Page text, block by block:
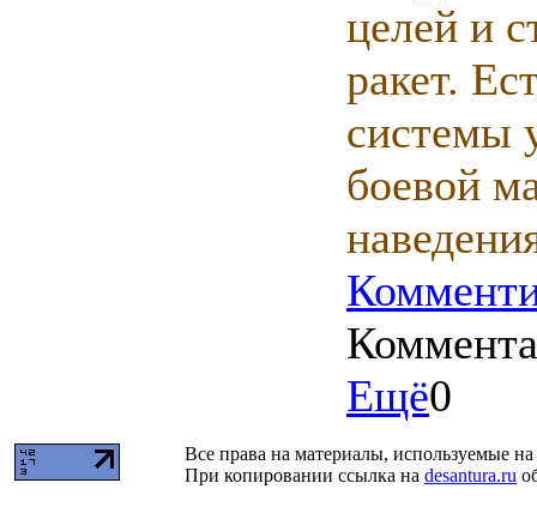
целей и
ракет.
системы
боевой
Ещё0
Все права на материалы, используемые
При копировании ссылка на desantura.ru